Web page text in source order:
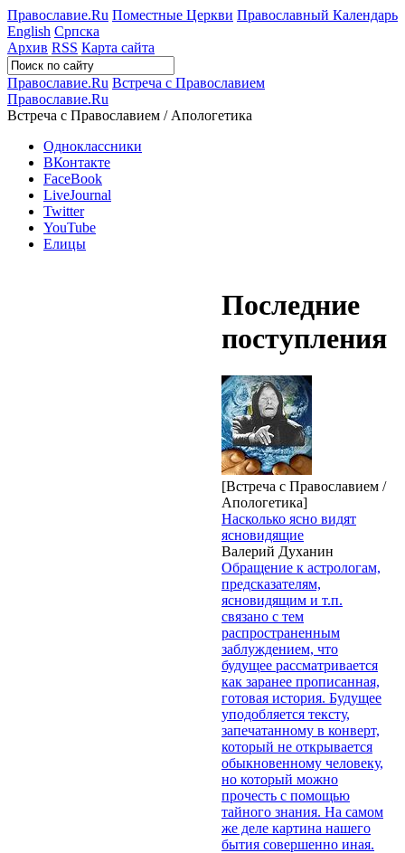
Православие.Ru Поместные Церкви Православный Календарь
English Српска
Архив RSS Карта сайта
Православие.Ru Встреча с Православием
Православие.Ru
Встреча с Православием / Апологетика
Одноклассники
ВКонтакте
FaceBook
LiveJournal
Twitter
YouTube
Елицы
Последние
поступления
[Встреча с Православием /
Апологетика]
Насколько ясно видят
ясновидящие
Валерий Духанин
Обращение к астрологам,
предсказателям,
ясновидящим и т.п.
связано с тем
распространенным
заблуждением, что
будущее рассматривается
как заранее прописанная,
готовая история. Будущее
уподобляется тексту,
запечатанному в конверт,
который не открывается
обыкновенному человеку,
но который можно
прочесть с помощью
тайного знания. На самом
же деле картина нашего
бытия совершенно иная.